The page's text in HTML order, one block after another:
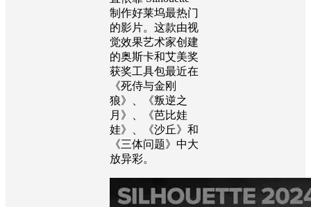
制作好莱坞最热门
的影片。这款由视
觉效果艺术家创建
的奥斯卡和艾美奖
获奖工具包最近在
《死侍与金刚
狼》、《叛逆之
月》、《芭比娃
娃》、《沙丘》和
《三体问题》中大
放异彩。